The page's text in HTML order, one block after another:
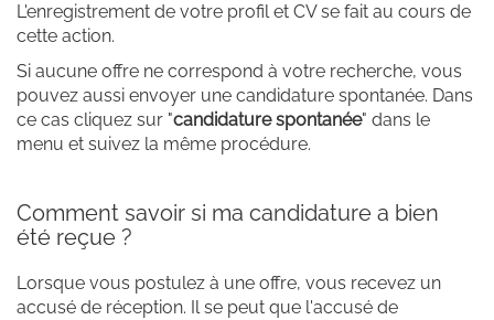
L'enregistrement de votre profil et CV se fait au cours de
cette action.
Si aucune offre ne correspond à votre recherche, vous
pouvez aussi envoyer une candidature spontanée. Dans
ce cas cliquez sur "candidature spontanée" dans le
menu et suivez la même procédure.
Comment savoir si ma candidature a bien
été reçue ?
Lorsque vous postulez à une offre, vous recevez un
accusé de réception. Il se peut que l'accusé de